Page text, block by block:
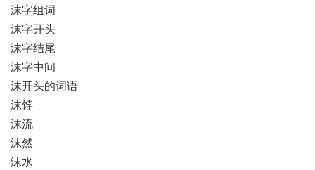
沫字组词
沫字开头
沫字结尾
沫字中间
沫开头的词语
沫饽
沫流
沫然
沫水